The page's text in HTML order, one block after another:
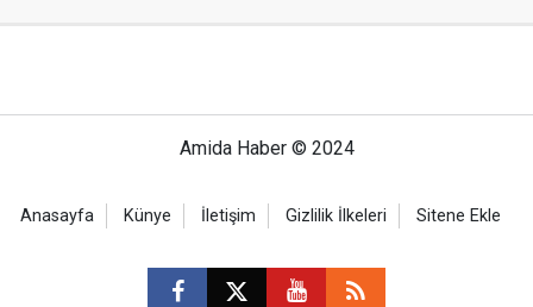
Amida Haber © 2024
Anasayfa Künye İletişim Gizlilik İlkeleri Sitene Ekle